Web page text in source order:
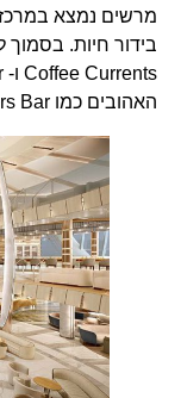
מרשים נמצא במרכז
בידור חיות. בסמוך
האהובים כמו Crooners Bar ופיצריה אלפרדו.